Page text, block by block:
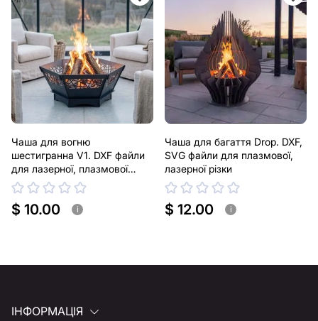
Чаша для вогню
шестигранна V1. DXF файли
для лазерної, плазмової
різки
$ 10.00 i
Чаша для багаття Drop. DXF,
SVG файли для плазмової,
лазерної різки
$ 12.00 i
ІНФОРМАЦІЯ